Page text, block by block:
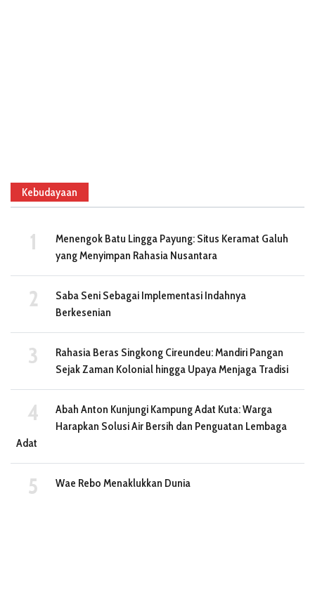
Kebudayaan
Menengok Batu Lingga Payung: Situs Keramat Galuh
yang Menyimpan Rahasia Nusantara
Saba Seni Sebagai Implementasi Indahnya
Berkesenian
Rahasia Beras Singkong Cireundeu: Mandiri Pangan
Sejak Zaman Kolonial hingga Upaya Menjaga Tradisi
Abah Anton Kunjungi Kampung Adat Kuta: Warga
Harapkan Solusi Air Bersih dan Penguatan Lembaga
Adat
Wae Rebo Menaklukkan Dunia